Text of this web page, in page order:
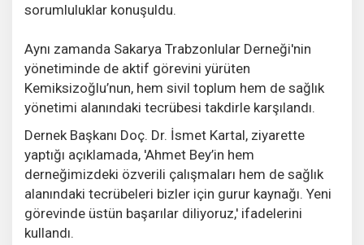
sorumluluklar konuşuldu.
Aynı zamanda Sakarya Trabzonlular Derneği'nin
yönetiminde de aktif görevini yürüten
Kemiksizoğlu’nun, hem sivil toplum hem de sağlık
yönetimi alanındaki tecrübesi takdirle karşılandı.
Dernek Başkanı Doç. Dr. İsmet Kartal, ziyarette
yaptığı açıklamada, 'Ahmet Bey’in hem
derneğimizdeki özverili çalışmaları hem de sağlık
alanındaki tecrübeleri bizler için gurur kaynağı. Yeni
görevinde üstün başarılar diliyoruz,' ifadelerini
kullandı.